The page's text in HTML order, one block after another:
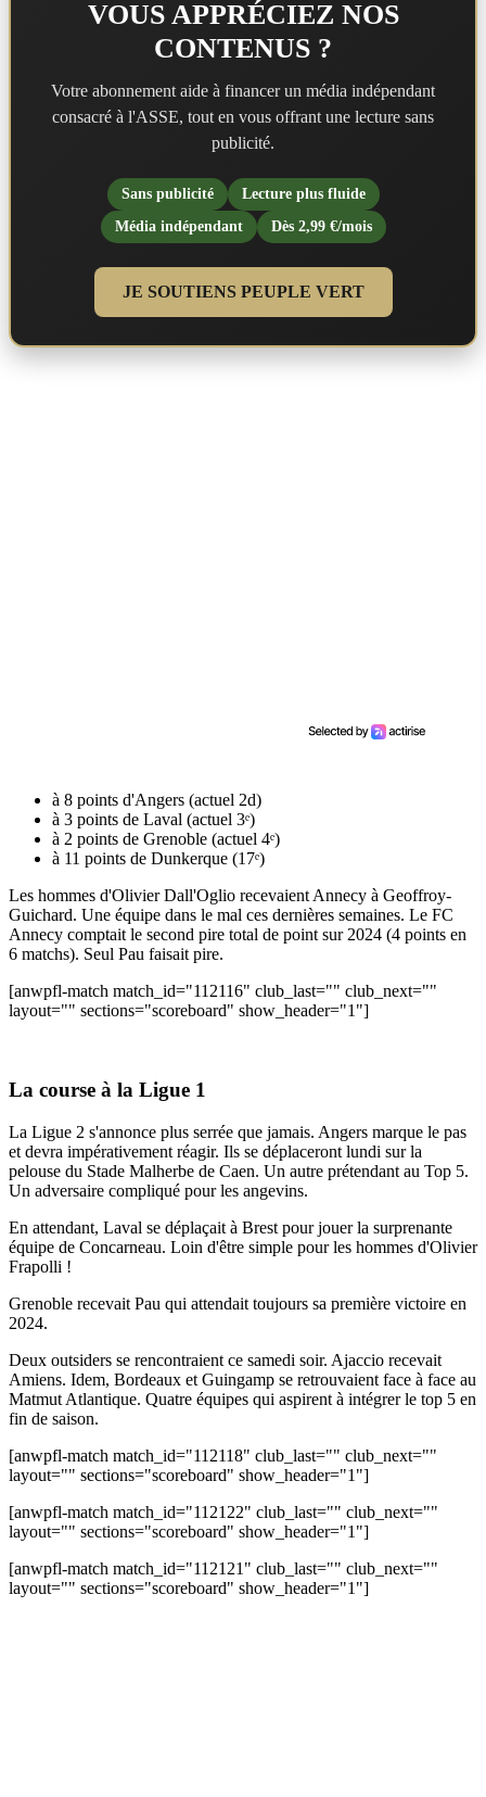
VOUS APPRÉCIEZ NOS
CONTENUS ?
Votre abonnement aide à financer un média indépendant
consacré à l'ASSE, tout en vous offrant une lecture sans
publicité.
Sans publicité
Lecture plus fluide
Média indépendant
Dès 2,99 €/mois
JE SOUTIENS PEUPLE VERT
à 8 points d'Angers (actuel 2d)
à 3 points de Laval (actuel 3ᵉ)
à 2 points de Grenoble (actuel 4ᵉ)
à 11 points de Dunkerque (17ᵉ)
Les hommes d'Olivier Dall'Oglio recevaient Annecy à Geoffroy-
Guichard. Une équipe dans le mal ces dernières semaines. Le FC
Annecy comptait le second pire total de point sur 2024 (4 points en
6 matchs). Seul Pau faisait pire.
[anwpfl-match match_id="112116" club_last="" club_next=""
layout="" sections="scoreboard" show_header="1"]
La course à la Ligue 1
La Ligue 2 s'annonce plus serrée que jamais. Angers marque le pas
et devra impérativement réagir. Ils se déplaceront lundi sur la
pelouse du Stade Malherbe de Caen. Un autre prétendant au Top 5.
Un adversaire compliqué pour les angevins.
En attendant, Laval se déplaçait à Brest pour jouer la surprenante
équipe de Concarneau. Loin d'être simple pour les hommes d'Olivier
Frapolli !
Grenoble recevait Pau qui attendait toujours sa première victoire en
2024.
Deux outsiders se rencontraient ce samedi soir. Ajaccio recevait
Amiens. Idem, Bordeaux et Guingamp se retrouvaient face à face au
Matmut Atlantique. Quatre équipes qui aspirent à intégrer le top 5 en
fin de saison.
[anwpfl-match match_id="112118" club_last="" club_next=""
layout="" sections="scoreboard" show_header="1"]
[anwpfl-match match_id="112122" club_last="" club_next=""
layout="" sections="scoreboard" show_header="1"]
[anwpfl-match match_id="112121" club_last="" club_next=""
layout="" sections="scoreboard" show_header="1"]